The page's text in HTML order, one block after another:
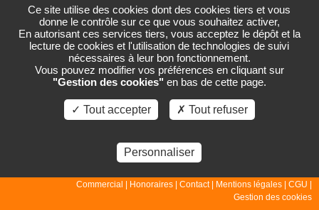
PAGE NON TROUVÉE
La page que vous demandez n'existe pas.
Commercial | Honoraires | Contact| Mentions légales | CGU |
Gestion des cookies
Ce site utilise des cookies dont des cookies tiers et vous
donne le contrôle sur ce que vous souhaitez activer,
En autorisant ces services tiers, vous acceptez le dépôt et la
lecture de cookies et l'utilisation de technologies de suivi
nécessaires à leur bon fonctionnement.
Vous pouvez modifier vos préférences en cliquant sur
"Gestion des cookies" en bas de cette page.
✓ Tout accepter ✗ Tout refuser
Personnaliser